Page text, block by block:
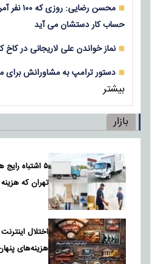
محسن
حساب کار دستشان می آید
نماز خواندن علی لاریجانی در
دستور ترامپ به مشاورانش برای
بیشتر
بازار
۵ اشتباه
تهران که
اختلال
هزینه‌های